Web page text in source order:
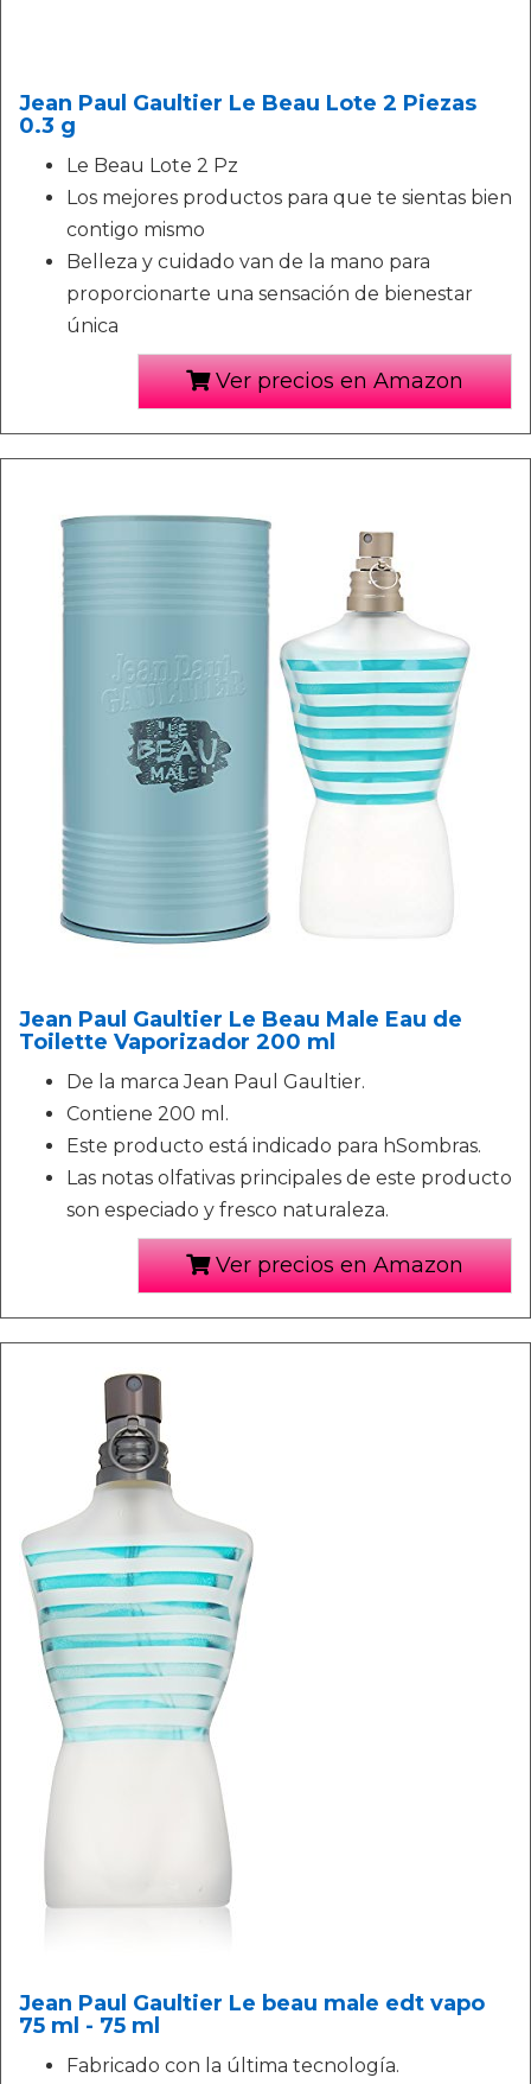
Jean Paul Gaultier Le Beau Lote 2 Piezas
0.3 g
Le Beau Lote 2 Pz
Los mejores productos para que te sientas bien
contigo mismo
Belleza y cuidado van de la mano para
proporcionarte una sensación de bienestar
única
Ver precios en Amazon
Jean Paul Gaultier Le Beau Male Eau de
Toilette Vaporizador 200 ml
De la marca Jean Paul Gaultier.
Contiene 200 ml.
Este producto está indicado para hSombras.
Las notas olfativas principales de este producto
son especiado y fresco naturaleza.
Ver precios en Amazon
Jean Paul Gaultier Le beau male edt vapo
75 ml - 75 ml
Fabricado con la última tecnología.